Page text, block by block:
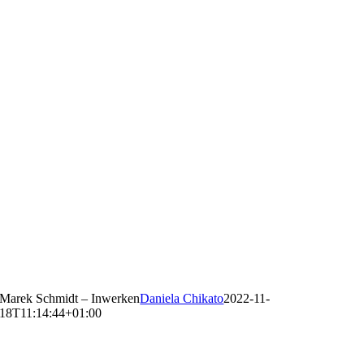
Marek Schmidt – InwerkenDaniela Chikato2022-11-
18T11:14:44+01:00